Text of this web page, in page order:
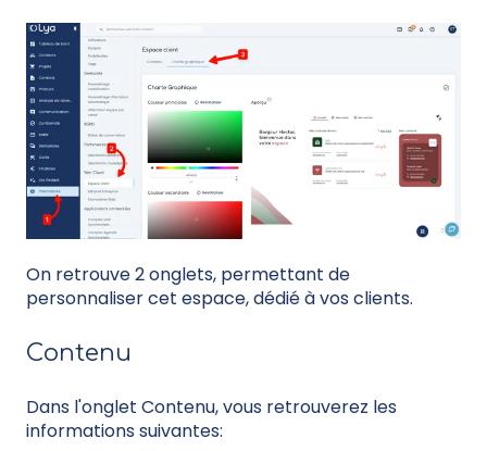
On retrouve 2 onglets, permettant de
personnaliser cet espace, dédié à vos clients.
Contenu
Dans l'onglet Contenu, vous retrouverez les
informations suivantes: